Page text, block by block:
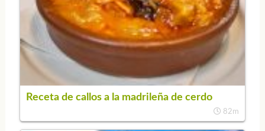
Receta de callos a la madrileña de cerdo
82m